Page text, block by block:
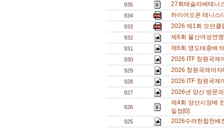
935 27회테슬라배테니
934 하이어오픈 테니스
933 2026 제1회 모던
932 제6회 울산여성연
931 제6회 영도태종배
930 2026 ITF 창원국제
929 2026 창원국제여
928 2026 ITF 창원국제
927 2026년 양산 방문
926
제4회 양산시장배
일정[0]
925 2026수려한합천배